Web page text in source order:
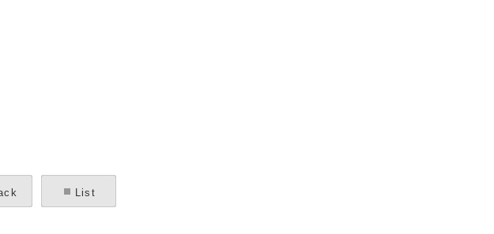
List